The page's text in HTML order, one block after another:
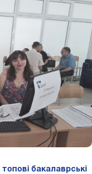
бакалаврські